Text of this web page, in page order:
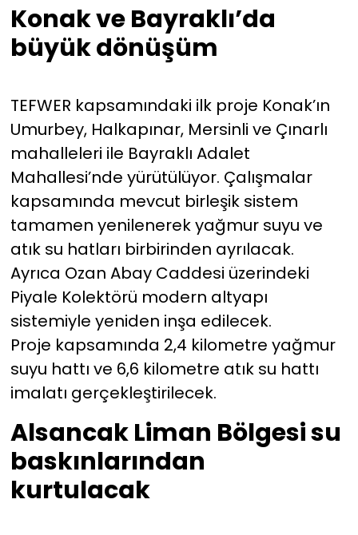
Konak ve Bayraklı’da
büyük dönüşüm
TEFWER kapsamındaki ilk proje Konak’ın
Umurbey, Halkapınar, Mersinli ve Çınarlı
mahalleleri ile Bayraklı Adalet
Mahallesi’nde yürütülüyor. Çalışmalar
kapsamında mevcut birleşik sistem
tamamen yenilenerek yağmur suyu ve
atık su hatları birbirinden ayrılacak.
Ayrıca Ozan Abay Caddesi üzerindeki
Piyale Kolektörü modern altyapı
sistemiyle yeniden inşa edilecek.
Proje kapsamında 2,4 kilometre yağmur
suyu hattı ve 6,6 kilometre atık su hattı
imalatı gerçekleştirilecek.
Alsancak Liman Bölgesi su
baskınlarından
kurtulacak